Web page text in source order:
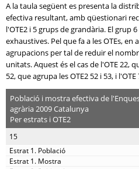
A la taula següent es presenta la
efectiva resultant, amb qüestionari
l'OTE2 i 5 grups de grandària. El grup
exhaustives. Pel que fa a les OTEs, en
agrupacions per tal de reduir el
unitats. Aquest és el cas de l'OTE 22,
52, que agrupa les OTE2 52 i 53, i
Població i mostra efectiva de
agrària 2009 Catalunya
Per estrats i OTE2
15